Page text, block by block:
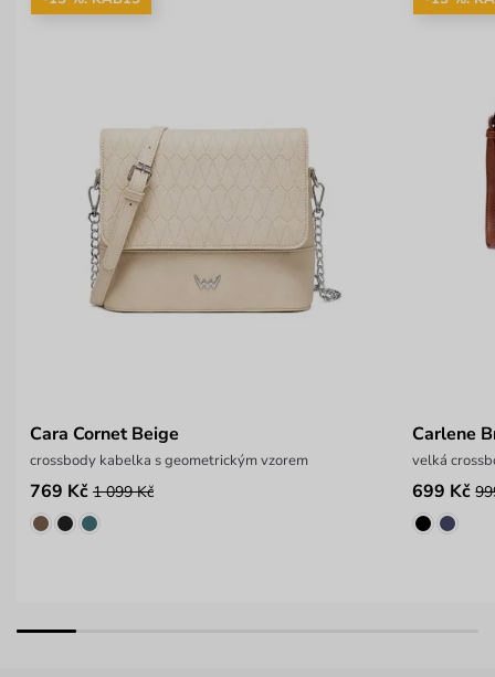
Cara Cornet Beige
crossbody kabelka s geometrickým vzorem
769 Kč 1 099 Kč
Carlene
velká
699 Kč